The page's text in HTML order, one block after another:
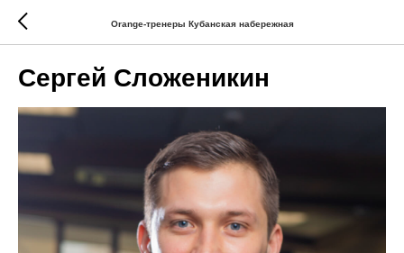
Orange-тренеры Кубанская набережная
Сергей Сложеникин